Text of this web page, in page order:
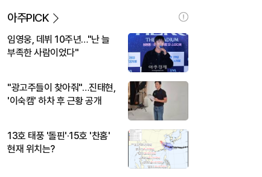
아주PICK
임영웅, 데뷔 10주년…"난 늘
부족한 사람이었다"
"광고주들이 찾아줘"…진태현,
'이숙캠' 하차 후 근황 공개
13호 태풍 '돌핀'·15호 '찬홈'
현재 위치는?